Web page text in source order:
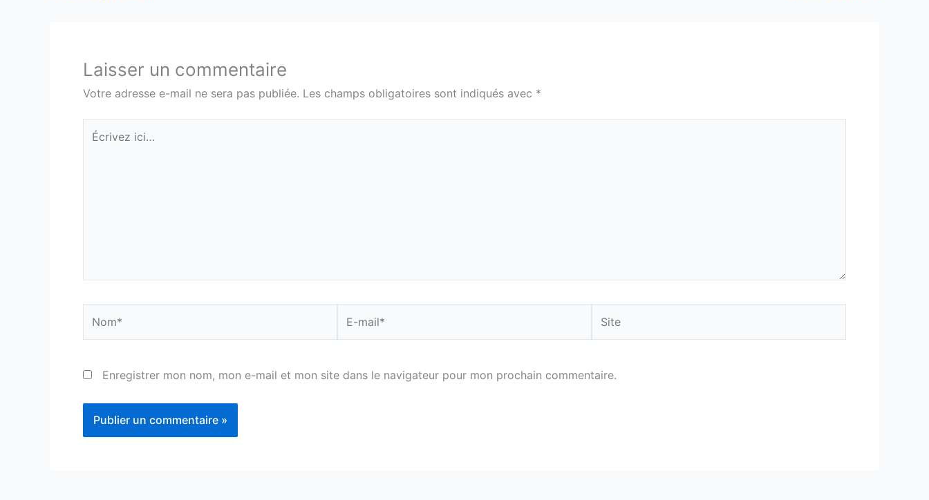
Laisser un commentaire
Votre adresse e-mail ne sera pas publiée. Les champs obligatoires sont indiqués avec *
Écrivez
ici…
mail*
Enregistrer mon nom, mon e-mail et mon site dans le navigateur pour mon prochain commentaire.